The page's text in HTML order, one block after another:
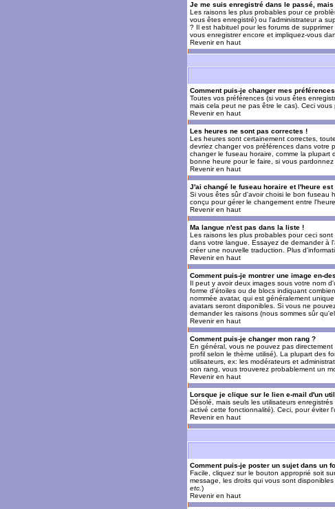
Je me suis enregistré dans le passé,
Les raisons les plus probables pour ce
vous êtes enregistré) ou l'administrateur a
? Il est habituel pour les forums de
vous enregistrer encore et impliquez-vous
Revenir en haut
Comment puis-je changer mes
Toutes vos préférences (si vous êtes
mais cela peut ne pas être le cas). Ceci
Revenir en haut
Les heures ne sont pas correctes !
Les heures sont certainement correctes,
devriez changer vos préférences dans votre
changer le fuseau horaire, comme la plupart
bonne heure pour le faire, si vous
Revenir en haut
J'ai changé le fuseau horaire et l'heure
Si vous êtes sûr d'avoir choisi le bon fuseau
conçu pour gérer le changement entre
Revenir en haut
Ma langue n'est pas dans la liste !
Les raisons les plus probables pour ceci
dans votre langue. Essayez de demander à
créer une nouvelle traduction. Plus
Revenir en haut
Comment puis-je montrer une image en-
Il peut y avoir deux images sous votre nom
forme d'étoiles ou de blocs indiquant
nommée avatar, qui est généralement
avatars seront disponibles. Si vous ne
demander les raisons (nous sommes sûr
Revenir en haut
Comment puis-je changer mon rang ?
En général, vous ne pouvez pas
profil selon le thème utilisé). La plupart des
utilisateurs, ex: les modérateurs et
son rang, vous trouverez probablement un
Revenir en haut
Lorsque je clique sur le lien e-mail d'un
Désolé, mais seuls les utilisateurs
activé cette fonctionnalité). Ceci, pour éviter
Revenir en haut
Comment puis-je poster un sujet dans un
Facile, cliquez sur le bouton approprié soit
message, les droits qui vous sont
etc. )
Revenir en haut